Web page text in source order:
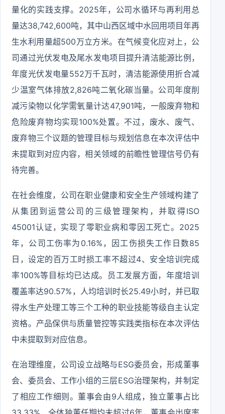
量化的实践支撑。2025年，公司水循环与再利用总
量达38,742,600吨，其中山西区域中水回用项目年再
生水利用量超500万立方米。在气候变化应对上，公
司通过光伏发电及尾水发电项目提升清洁能源比例，
年度光伏发电量552万千瓦时，清洁能源使用折合减
少温室气体排放2,826吨二氧化碳当量。公司年度削
减污染物以化学需氧量计达47,901吨，一般废弃物和
危险废弃物均实现100%处置。不过，废水、废气、
废弃物三个议题的管理目标与规划信息在本次评估中
未提取到对应内容，相关领域的前瞻性管理信号仍有
待完善。
在社会维度，公司在职业健康和安全生产领域构建了
从集团到运营公司的三级管理架构，并取得ISO
45001认证，实现了零职业病和零因工死亡。2025
年，公司工伤率为0.16%，因工伤损失工作日数85
日，设定的百万工时损工率不超过4、安全培训完成
率100%等目标均已达成。员工发展方面，年度培训
覆盖率达90.57%，人均培训时长25.49小时，并已取
得水生产处理工等三个工种的职业技能等级自主认定
资格。产品保供与质量管控等实践类指标在本次评估
中未提取到对应信息。
在治理维度，公司设立战略与ESG委员会，形成董事
会、委员会、工作小组的三层ESG治理架构，并制定
了相应工作细则。董事会由9人组成，独立董事占比